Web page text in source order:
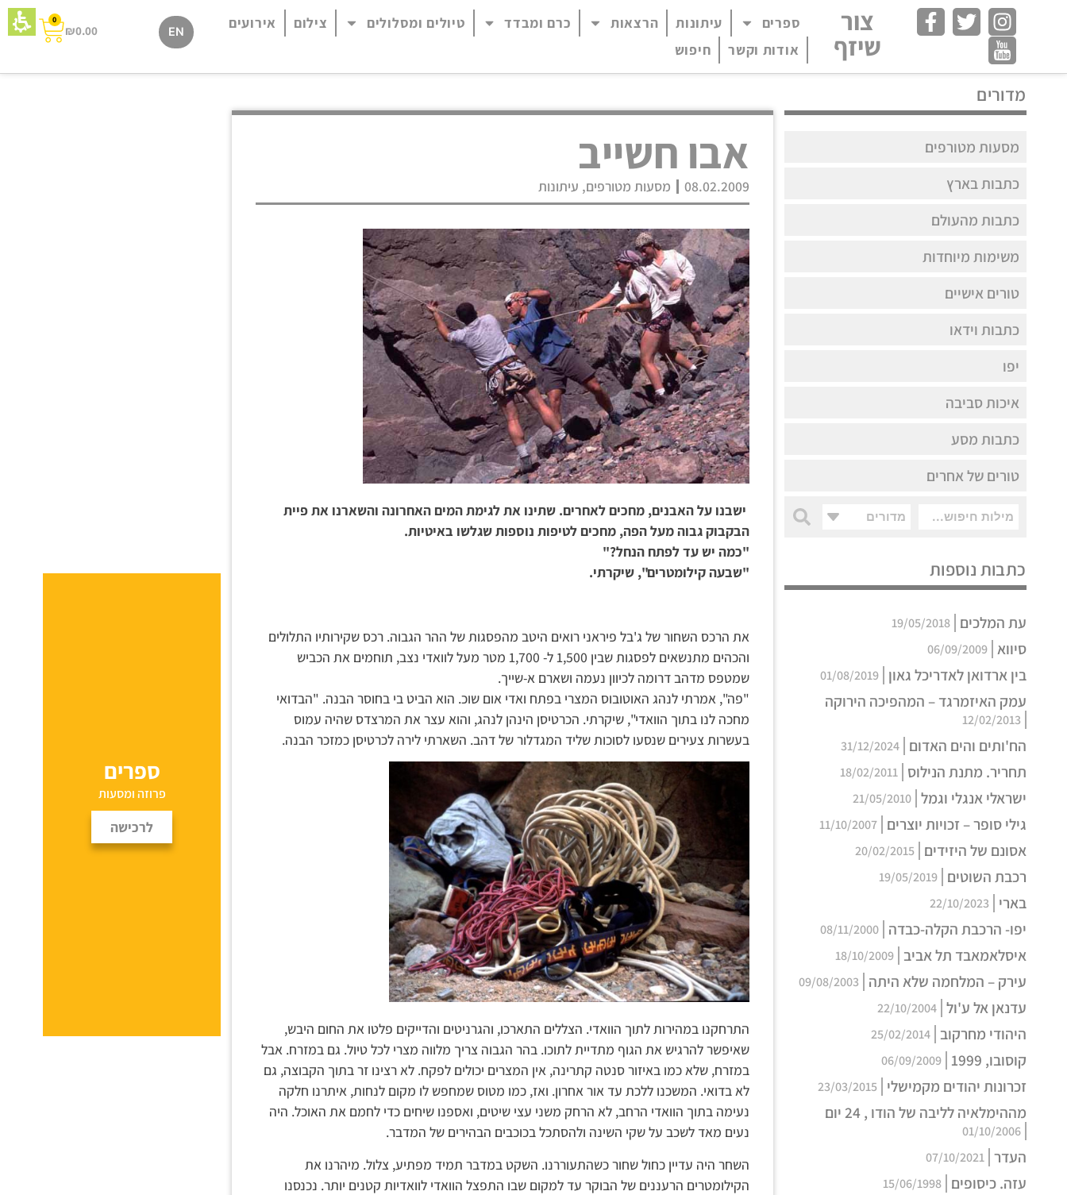
צור
שיזף
פתח תפריט במצב נגיש (התפריט יפתח בחלונית פופ-אפ)
ספרים עיתונות הרצאות כרם ומבדד טיולים ומסלולים צילום
אירועים
אודות וקשר
חיפוש
EN
₪0.00
0
מדורים
מסעות מטורפים
כתבות בארץ
כתבות מהעולם
משימות מיוחדות
טורים אישיים
כתבות וידאו
יפו
איכות סביבה
כתבות מסע
טורים של אחרים
מדורים
כתבות נוספות
עת המלכים 19/05/2018
סיווא 06/09/2009
בין ארדואן לאדריכל גאון 01/08/2019
עמק האיזמרגד – המהפיכה הירוקה
12/02/2013
הח'ותים והים האדום 31/12/2024
תחריר. מתנת הנילוס 18/02/2011
ישראלי אנגלי וגמל 21/05/2010
גילי סופר – זכויות יוצרים 11/10/2007
אסונם של היזידים 20/02/2015
רכבת השוטים 19/05/2019
בארי 22/10/2023
יפו- הרכבת הקלה-כבדה 08/11/2000
איסלאמאבד תל אביב 18/10/2009
עירק – המלחמה שלא היתה 09/08/2003
עדנאן אל ע'ול 22/10/2004
היהודי מחרקוב 25/02/2014
קוסובו, 1999 06/09/2009
זכרונות יהודים מקמישלי 23/03/2015
מההימלאיה לליבה של הודו , 24 יום
01/10/2006
העדר 07/10/2021
עזה. כיסופים 15/06/1998
אבו חשייב
08.02.2009 מסעות מטורפים, עיתונות
ישבנו על האבנים, מחכים לאחרים. שתינו את לגימת המים האחרונה והשארנו את פיית
הבקבוק גבוה מעל הפה, מחכים לטיפות נוספות שגלשו באיטיות.
"כמה יש עד לפתח הנחל?"
"שבעה קילומטרים", שיקרתי.
את הרכס השחור של ג'בל פיראני רואים היטב מהפסגות של ההר הגבוה. רכס שקירותיו התלולים
והכהים מתנשאים לפסגות שבין 1,500 ל- 1,700 מטר מעל לוואדי נצב, תוחמים את הכביש
שמטפס מדהב דרומה לכיוון נעמה ושארם א-שייך.
"פה", אמרתי לנהג האוטובוס המצרי בפתח ואדי אום שוכ. הוא הביט בי בחוסר הבנה. "הבדואי
מחכה לנו בתוך הוואדי", שיקרתי. הכרטיסן הינהן לנהג, והוא עצר את המרצדס שהיה עמוס
בעשרות צעירים שנסעו לסוכות שליד המגדלור של דהב. השארתי לירה לכרטיסן כמזכר הבנה.
התרחקנו במהירות לתוך הוואדי. הצללים התארכו, והגרניטים והדייקים פלטו את החום היבש,
שאיפשר להרגיש את הגוף מתדיית לתוכו. בהר הגבוה צריך מלווה מצרי לכל טיול. גם במזרח. אבל
במזרח, שלא כמו באיזור סנטה קתרינה, אין המצרים יכולים לפקח. לא רצינו זר בתוך הקבוצה, גם
לא בדואי. המשכנו ללכת עד אור אחרון. ואז, כמו מטוס שמחפש לו מקום לנחות, איתרנו חלקה
נעימה בתוך הוואדי הרחב, לא הרחק משני עצי שיטים, ואספנו שיחים כדי לחמם את האוכל. היה
נעים מאד לשכב על שקי השינה ולהסתכל בכוכבים הבהירים של המדבר.
השחר היה עדיין כחול שחור כשהתעוררנו. השקט במדבר תמיד מפתיע, צלול. מיהרנו את
הקילומטרים הרעננים של הבוקר עד למקום שבו התפצל הוואדי לוואדיות קטנים יותר. נכנסנו
ספרים
פרוזה ומסעות
לרכישה